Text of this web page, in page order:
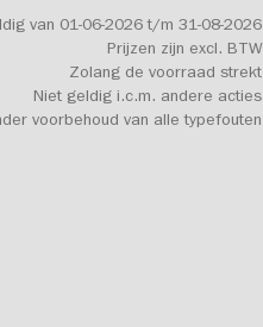
van 01-06-2026 t/m 31-08-2026
Prijzen zijn excl. BTW
Zolang de voorraad strekt
Niet geldig i.c.m. andere acties
voorbehoud van alle typefouten